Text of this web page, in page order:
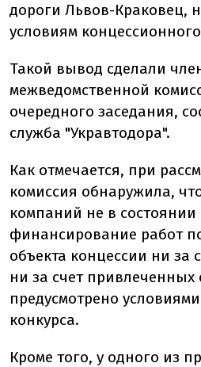
дороги Львов-Краковец,
условиям
Такой вывод сделали
межведомственной
очередного заседания,
служба "Укравтодора".
Как отмечается, при
комиссия обнаружила,
компаний не в состоянии
финансирование работ
объекта концессии ни за
ни за счет привлеченных
предусмотрено
конкурса.
Кроме того, у одного из